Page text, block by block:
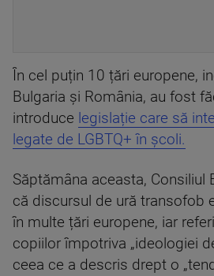
În cel puțin 10 țări europene,
Bulgaria și România, au fost
introduce legislație care să
legate de LGBTQ+ în școli.
Săptămâna aceasta, Consiliul
că discursul de ură transofob
în multe țări europene, iar
copiilor împotriva „ideologiei
ceea ce a descris drept o